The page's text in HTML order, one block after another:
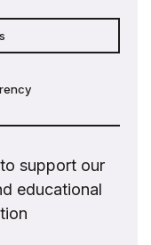
support our
educational